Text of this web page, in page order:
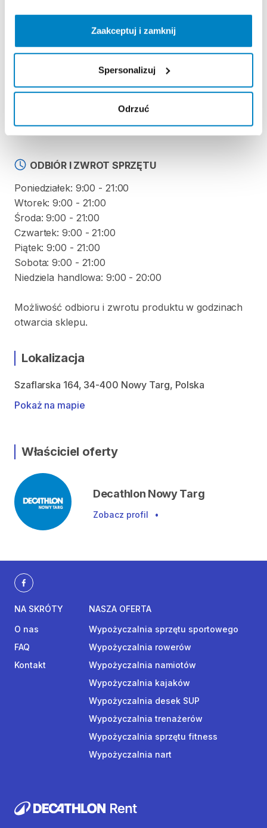
Zaakceptuj i zamknij
Spersonalizuj
Odrzuć
REGULAMIN
Regulamin wypożyczalni
KAUCJA
Nie pobieramy kaucji za wypożyczenie tego
produktu
ODBIÓR I ZWROT SPRZĘTU
Poniedziałek: 9:00 - 21:00
Wtorek: 9:00 - 21:00
Środa: 9:00 - 21:00
Czwartek: 9:00 - 21:00
Piątek: 9:00 - 21:00
Sobota: 9:00 - 21:00
Niedziela handlowa: 9:00 - 20:00
Możliwość odbioru i zwrotu produktu w godzinach
otwarcia sklepu.
Lokalizacja
Szaflarska 164, 34-400 Nowy Targ, Polska
Pokaż na mapie
Właściciel oferty
Decathlon Nowy Targ
Zobacz profil •
NA SKRÓTY
O nas
FAQ
Kontakt
NASZA OFERTA
Wypożyczalnia sprzętu sportowego
Wypożyczalnia rowerów
Wypożyczalnia namiotów
Wypożyczalnia kajaków
Wypożyczalnia desek SUP
Wypożyczalnia trenażerów
Wypożyczalnia sprzętu fitness
Wypożyczalnia nart